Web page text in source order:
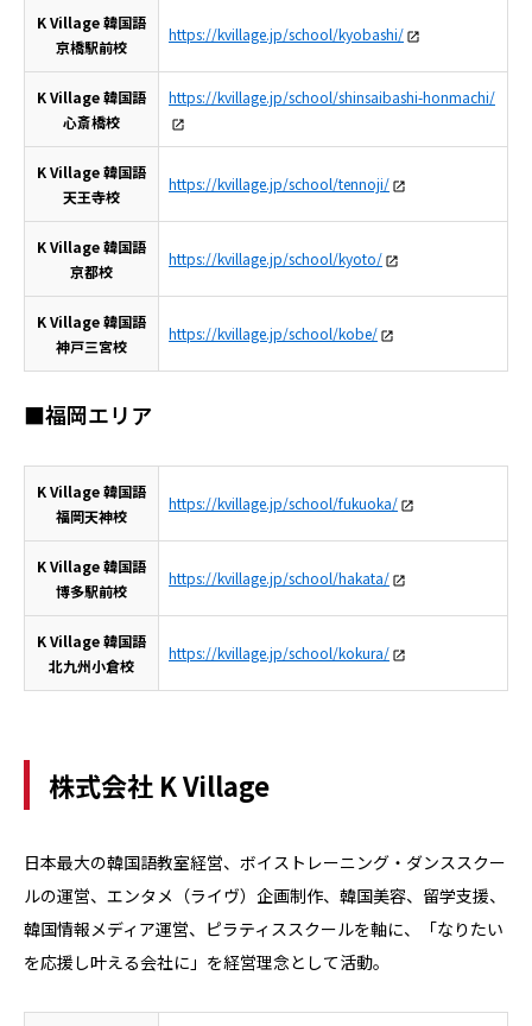
K Village 韓国語
京橋駅前校
https://kvillage.jp/school/kyobashi/
K Village 韓国語
心斎橋校
https://kvillage.jp/school/shinsaibashi-honmachi/
K Village 韓国語
天王寺校
https://kvillage.jp/school/tennoji/
K Village 韓国語
京都校
https://kvillage.jp/school/kyoto/
K Village 韓国語
神戸三宮校
https://kvillage.jp/school/kobe/
■福岡エリア
K Village 韓国語
福岡天神校
https://kvillage.jp/school/fukuoka/
K Village 韓国語
博多駅前校
https://kvillage.jp/school/hakata/
K Village 韓国語
北九州小倉校
https://kvillage.jp/school/kokura/
株式会社 K Village
日本最大の韓国語教室経営、ボイストレーニング・ダンススクー
ルの運営、エンタメ（ライヴ）企画制作、韓国美容、留学支援、
韓国情報メディア運営、ピラティススクールを軸に、「なりたい
を応援し叶える会社に」を経営理念として活動。